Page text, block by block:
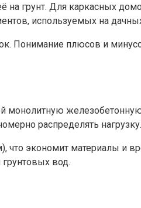
грунт. Для каркасных
используемых на дачных
Понимание плюсов и
монолитную
распределять нагрузку.
экономит материалы и
вод.